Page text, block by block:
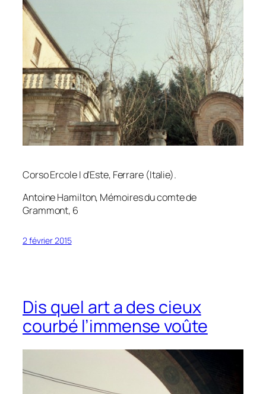
Corso Ercole I d’Este, Ferrare (Italie).
Antoine Hamilton, Mémoires du comte de
Grammont, 6
2 février 2015
Dis quel art a des cieux
courbé l’immense voûte